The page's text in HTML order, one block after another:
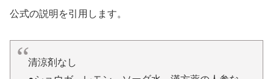
公式の説明を引用します。
清涼剤なし